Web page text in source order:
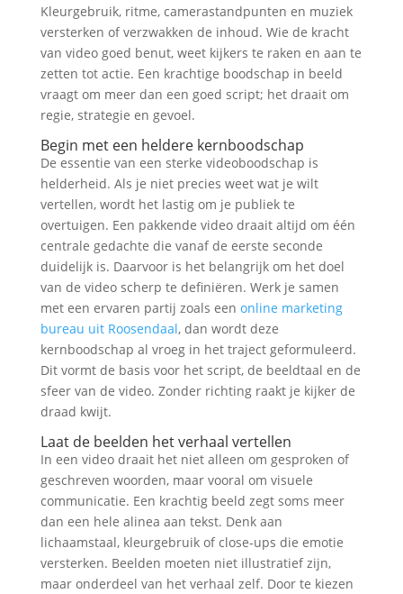
Kleurgebruik, ritme, camerastandpunten en muziek
versterken of verzwakken de inhoud. Wie de kracht
van video goed benut, weet kijkers te raken en aan te
zetten tot actie. Een krachtige boodschap in beeld
vraagt om meer dan een goed script; het draait om
regie, strategie en gevoel.
Begin met een heldere kernboodschap
De essentie van een sterke videoboodschap is
helderheid. Als je niet precies weet wat je wilt
vertellen, wordt het lastig om je publiek te
overtuigen. Een pakkende video draait altijd om één
centrale gedachte die vanaf de eerste seconde
duidelijk is. Daarvoor is het belangrijk om het doel
van de video scherp te definiëren. Werk je samen
met een ervaren partij zoals een online marketing
bureau uit Roosendaal, dan wordt deze
kernboodschap al vroeg in het traject geformuleerd.
Dit vormt de basis voor het script, de beeldtaal en de
sfeer van de video. Zonder richting raakt je kijker de
draad kwijt.
Laat de beelden het verhaal vertellen
In een video draait het niet alleen om gesproken of
geschreven woorden, maar vooral om visuele
communicatie. Een krachtig beeld zegt soms meer
dan een hele alinea aan tekst. Denk aan
lichaamstaal, kleurgebruik of close-ups die emotie
versterken. Beelden moeten niet illustratief zijn,
maar onderdeel van het verhaal zelf. Door te kiezen